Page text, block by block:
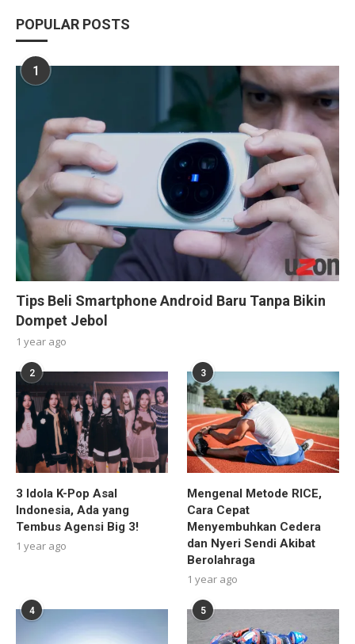
POPULAR POSTS
1
Tips Beli Smartphone Android Baru Tanpa Bikin
Dompet Jebol
1 year ago
2
3 Idola K-Pop Asal
Indonesia, Ada yang
Tembus Agensi Big 3!
1 year ago
3
Mengenal Metode RICE,
Cara Cepat
Menyembuhkan Cedera
dan Nyeri Sendi Akibat
Berolahraga
1 year ago
4 5